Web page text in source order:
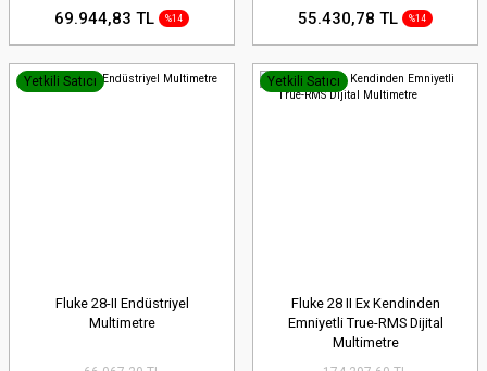
69.944,83 TL %14 55.430,78 TL %14
Yetkili Satıcı
Fluke 28-II Endüstriyel
Multimetre
Yetkili Satıcı
Fluke 28 II Ex Kendinden
Emniyetli True-RMS Dijital
Multimetre